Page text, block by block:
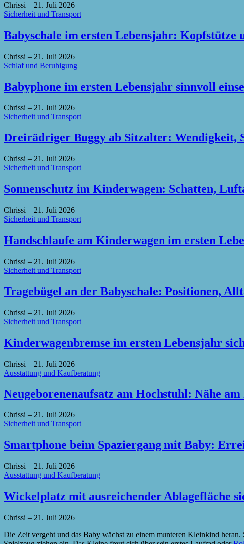
Chrissi – 21. Juli 2026
Sicherheit und Transport
Babyschale im ersten Lebensjahr: Kopfstütze
Chrissi – 21. Juli 2026
Schlaf und Beruhigung
Babyphone im ersten Lebensjahr sinnvoll
Chrissi – 21. Juli 2026
Sicherheit und Transport
Dreirädriger Buggy ab Sitzalter: Wendigkeit,
Chrissi – 21. Juli 2026
Sicherheit und Transport
Sonnenschutz im Kinderwagen: Schatten,
Chrissi – 21. Juli 2026
Sicherheit und Transport
Handschlaufe am Kinderwagen im ersten
Chrissi – 21. Juli 2026
Sicherheit und Transport
Tragebügel an der Babyschale: Positionen,
Chrissi – 21. Juli 2026
Sicherheit und Transport
Kinderwagenbremse im ersten Lebensjahr
Chrissi – 21. Juli 2026
Ausstattung und Kaufberatung
Neugeborenenaufsatz am Hochstuhl: Nähe
Chrissi – 21. Juli 2026
Sicherheit und Transport
Smartphone beim Spaziergang mit Baby:
Chrissi – 21. Juli 2026
Ausstattung und Kaufberatung
Wickelplatz mit ausreichender Ablagefläche
Chrissi – 21. Juli 2026
Die Zeit vergeht und das Baby wächst zu einem munteren Kleinkind